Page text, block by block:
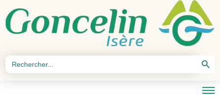
Search
for:
Search Button